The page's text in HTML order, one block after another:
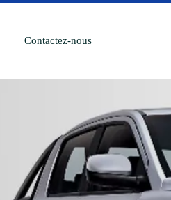
Contactez-nous